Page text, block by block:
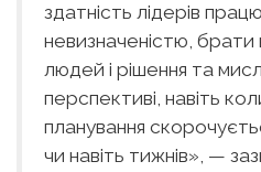
здатність лідерів
невизначеністю, брати
людей і рішення та
перспективі, навіть
планування
чи навіть тижнів», —